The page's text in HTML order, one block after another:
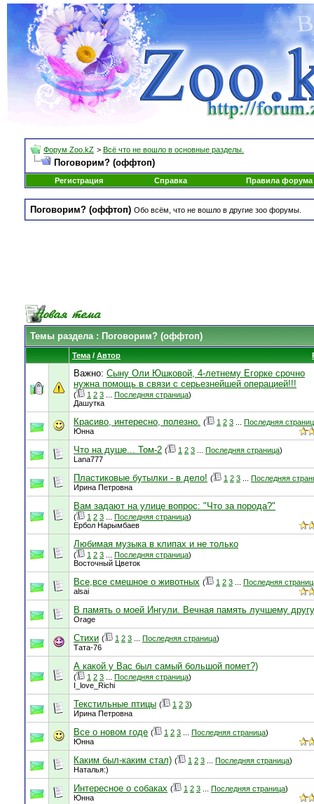
Форум Zoo.kZ > Всё что не вошло в основные разделы.
Поговорим? (оффтоп)
Регистрация Справка Правила форума
Поговорим? (оффтоп) Обо всём, что не вошло в другие зоо форумы.
Темы раздела: Поговорим? (оффтоп)
Тема / Автор
Важно: Сыну Оли Юшковой, 4-летнему Егорке срочно
нужна помощь в связи с серьезнейшей операцией!!!
( 1 2 3 Последняя страница)
Дашутка
Красиво, интересно, полезно. ( 1 2 3
Последняя
Юнна
Что на душе... Том-2 ( 1 2 3 Последняя страница)
Lana777
Пластиковые бутылки - в дело! ( 1 2 3
Последняя
Ирина Петровна
Вам задают на улице вопрос: "Что за порода?"
( 1 2 3 Последняя страница)
Ербол Нарымбаев
Любимая музыка в клипах и не только
( 1 2 3 Последняя страница)
Восточный Цветок
Все,все смешное о животных ( 1 2 3
Последняя
alsai
В память о моей Ингули. Вечная память лучшему
Orage
Стихи ( 1 2 3 Последняя страница)
Тата-76
А какой у Вас был самый большой помет?)
( 1 2 3 Последняя страница)
I_love_Richi
Текстильные птицы ( 1 2 3)
Ирина Петровна
Все о новом годе ( 1 2 3 Последняя страница)
Юнна
Каким был-каким стал) ( 1 2 3 Последняя страница)
Наталья:)
Интересное о собаках ( 1 2 3 Последняя страница)
Юнна